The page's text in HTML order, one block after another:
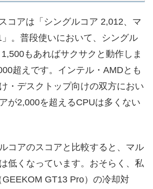
コアは「シングルコア 2,012、マ
。普段使いにおいて、シングル
もあればサクサクと動作しま
超えです。インテル・AMDとも
・デスクトップ向けの双方におい
が2,000を超えるCPUは多くない
コアのスコアと比較すると、マル
低くなっています。おそらく、私
GT13 Pro）の冷却対